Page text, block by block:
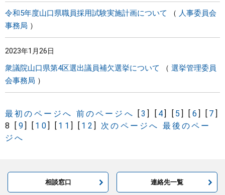
令和5年度山口県職員採用試験実施計画について
人事委員会
事務局
2023年1月26日
衆議院山口県第4区選出議員補欠選挙について
選挙管理委員
会事務局
最初のページへ 前のページへ [3] [ 4] [ 5] [ 6 ] [ 7 ]
8
[ 9] [ 10] [ 11 ] [ 12 ] 次のページへ 最後のペー
ジへ
相談窓口 連絡先一覧